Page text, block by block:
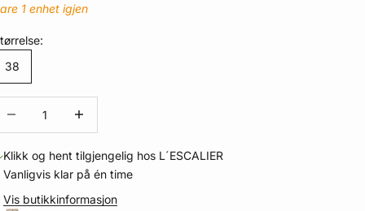
1 enhet igjen
38
Klikk og hent tilgjengelig hos L´ESCALIER
Vanligvis klar på én time
Vis butikkinformasjon